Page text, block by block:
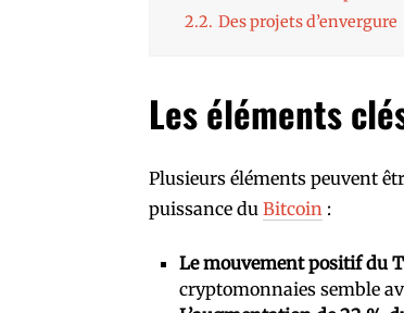
2.2. Des projets d’envergure
Les éléments
Plusieurs éléments peuvent
puissance du Bitcoin :
Le mouvement positif du
cryptomonnaies semble